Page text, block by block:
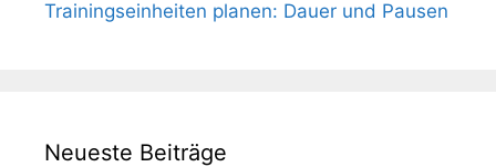
Trainingseinheiten planen: Dauer und Pausen
Neueste Beiträge